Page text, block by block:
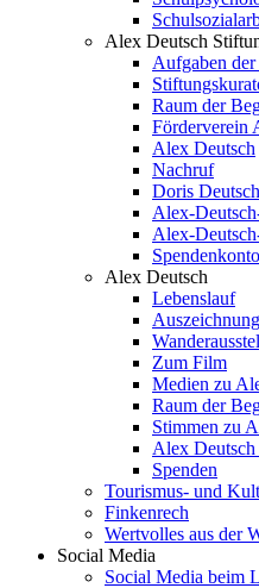
Alex Deutsch
Aufgaben
Raum der
Förderverein
Alex Deutsch
Nachruf
Doris Deutsch
Alex-
Alex-
Spendenkonto
Alex Deutsch
Lebenslauf
Zum Film
Medien zu
Raum der
Stimmen zu
Alex
Spenden
Tourismus- und
Finkenrech
Wertvolles aus der
Social Media
Social Media beim